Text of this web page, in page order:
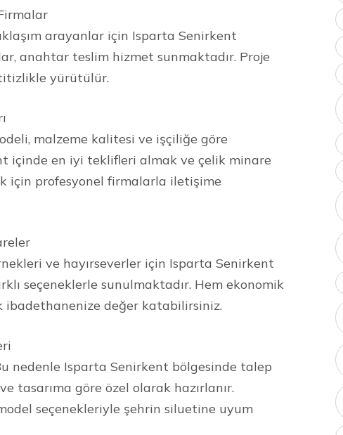
arayanlar için Isparta Senirkent
anahtar teslim hizmet sunmaktadır. Proje
yürütülür.
malzeme kalitesi ve işçiliğe göre
içinde en iyi teklifleri almak ve çelik minare
için profesyonel firmalarla iletişime
ve hayırseverler için Isparta Senirkent
seçeneklerle sunulmaktadır. Hem ekonomik
ibadethanenize değer katabilirsiniz.
nedenle Isparta Senirkent bölgesinde talep
tasarıma göre özel olarak hazırlanır.
seçenekleriyle şehrin siluetine uyum